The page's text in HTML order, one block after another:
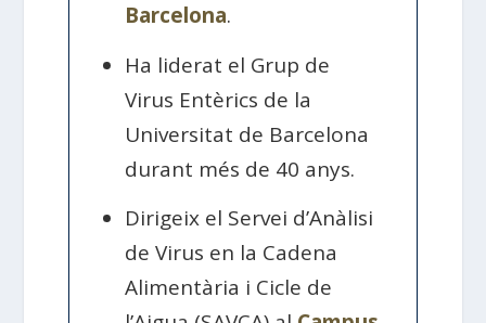
Barcelona.
Ha liderat el Grup de
Virus Entèrics de la
Universitat de Barcelona
durant més de 40 anys.
Dirigeix el Servei d’Anàlisi
de Virus en la Cadena
Alimentària i Cicle de